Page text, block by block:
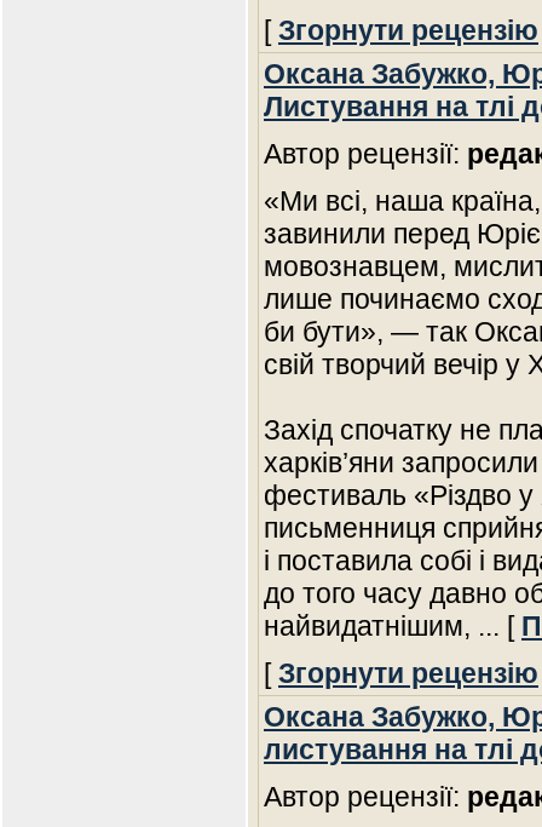
[Згорнути рецензію
Оксана Забужко,
Листування на тлі
Автор рецензії:
«Ми всі, наша
завинили перед
мовознавцем,
лише починаємо
би бути», — так
свій творчий вечір у
Захід спочатку не
харків’яни
фестиваль «Різдво у
письменниця
і поставила собі і
до того часу давно
найвидатнішим, ... [
[Згорнути рецензію
Оксана Забужко,
листування на тлі
Автор рецензії: